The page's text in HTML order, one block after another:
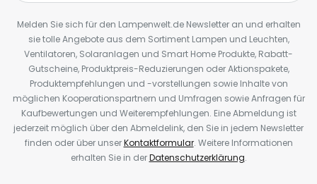
Melden Sie sich für den Lampenwelt.de Newsletter an und erhalten
sie tolle Angebote aus dem Sortiment Lampen und Leuchten,
Ventilatoren, Solaranlagen und Smart Home Produkte, Rabatt-
Gutscheine, Produktpreis-Reduzierungen oder Aktionspakete,
Produktempfehlungen und -vorstellungen sowie Inhalte von
möglichen Kooperationspartnern und Umfragen sowie Anfragen für
Kaufbewertungen und Weiterempfehlungen. Eine Abmeldung ist
jederzeit möglich über den Abmeldelink, den Sie in jedem Newsletter
finden oder über unserKontaktformular. Weitere Informationen
erhalten Sie in derDatenschutzerklärung.